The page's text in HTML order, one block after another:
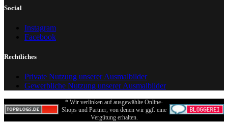
Social
Instagram
Facebook
Rechtliches
Private Nutzung unserer Ausmalbilder
Gewerbliche Nutzung unserer Ausmalbilder
* Wir verlinken auf ausgewählte Online-
Shops und Partner, von denen wir ggf. eine
Vergütung erhalten.